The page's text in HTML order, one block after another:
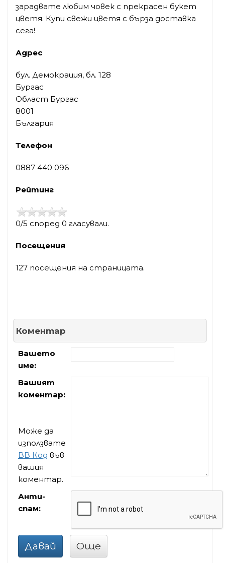
зарадвате любим човек с прекрасен букет
цветя. Купи свежи цветя с бърза доставка
сега!
Адрес
бул. Демокрация, бл. 128
Бургас
Област Бургас
8001
България
Телефон
0887 440 096
Рейтинг
0/5 според 0 гласували.
Посещения
127 посещения на страницата.
Коментар
Вашето
име:
Вашият
коментар:
Може да
използвате
BB Код във
вашия
коментар.
Анти-
спам:
Давай Още